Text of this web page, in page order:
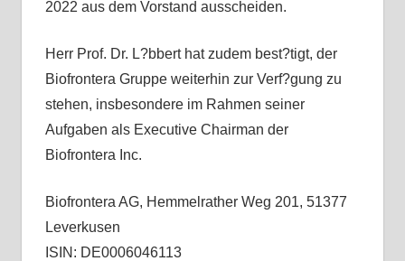
2022 aus dem Vorstand ausscheiden.
Herr Prof. Dr. L?bbert hat zudem best?tigt, der
Biofrontera Gruppe weiterhin zur Verf?gung zu
stehen, insbesondere im Rahmen seiner
Aufgaben als Executive Chairman der
Biofrontera Inc.
Biofrontera AG, Hemmelrather Weg 201, 51377
Leverkusen
ISIN: DE0006046113